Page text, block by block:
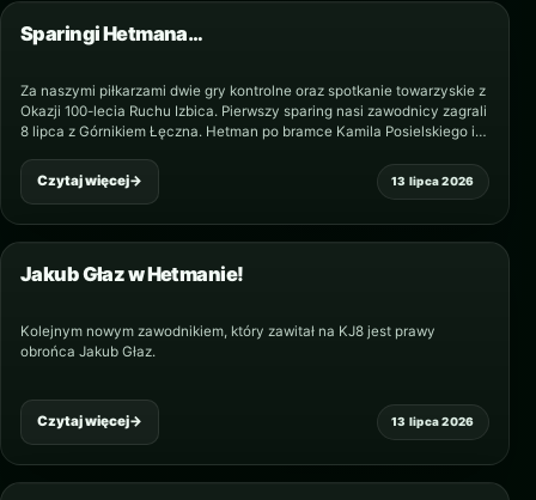
13 lipca 2026
Sparingi Hetmana…
Za naszymi piłkarzami dwie gry kontrolne oraz spotkanie towarzyskie z
Okazji 100-lecia Ruchu Izbica. Pierwszy sparing nasi zawodnicy zagrali
8 lipca z Górnikiem Łęczna. Hetman po bramce Kamila Posielskiego i
Czytaj więcej→
13 lipca 2026
Jakub Głaz w Hetmanie!
Kolejnym nowym zawodnikiem, który zawitał na KJ8 jest prawy
obrońca Jakub Głaz.
Czytaj więcej→